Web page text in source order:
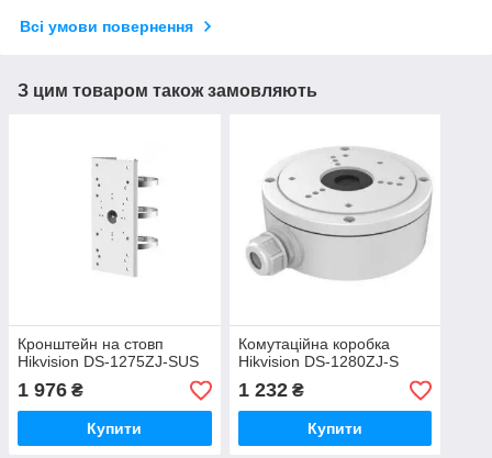
Всі умови повернення
З цим товаром також замовляють
Кронштейн на стовп
Hikvision DS-1275ZJ-SUS
1 976 ₴
Купити
Комутаційна коробка
Hikvision DS-1280ZJ-S
1 232₴
Купити